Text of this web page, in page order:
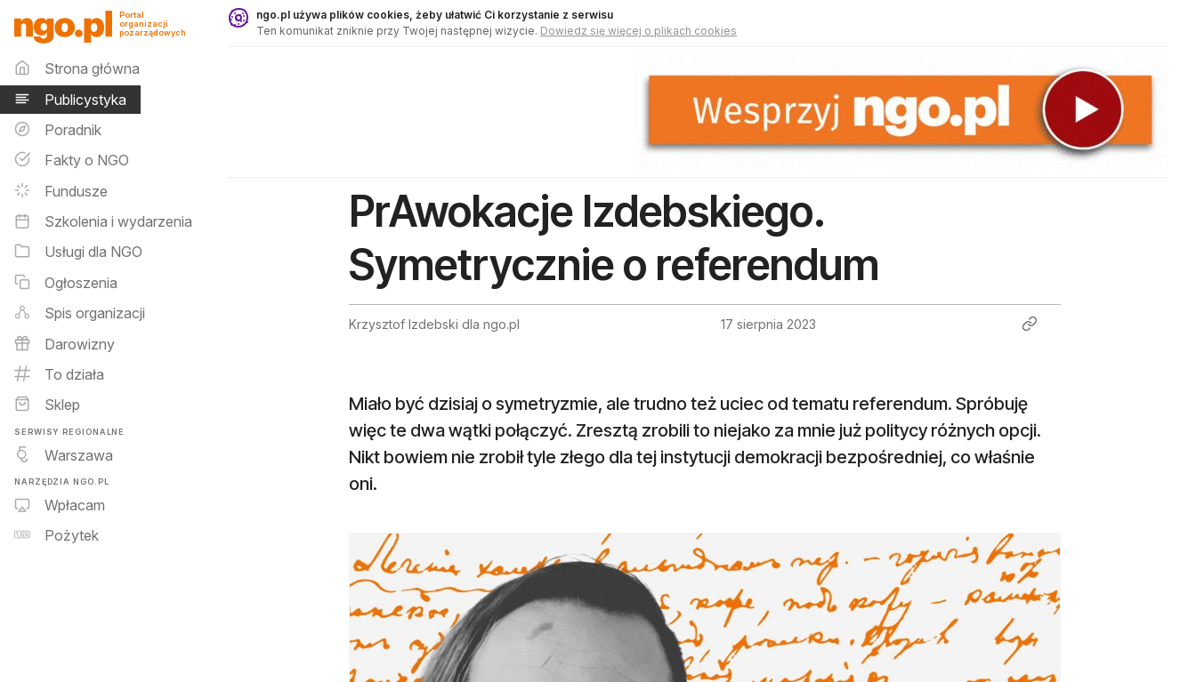
Publicystyka - ngo.pl
Portal
organizacji
pozarządowych
Menu główne
Strona główna
Publicystyka
Poradnik
Fakty o NGO
Fundusze
Szkolenia i wydarzenia
Usługi dla NGO
Ogłoszenia
Spis organizacji
Darowizny
To działa
Sklep
SERWISY REGIONALNE
Warszawa
NARZĘDZIA NGO.PL
Wpłacam
Pożytek
ngo.pl używa plików cookies, żeby ułatwić Ci korzystanie z serwisu
Ten komunikat zniknie przy Twojej następnej wizycie. Dowiedz się więcej o plikach cookies
PrAwokacje Izdebskiego.
Symetrycznie o referendum
Krzysztof Izdebski dla ngo.pl 17 sierpnia 2023
Miało być dzisiaj o symetryzmie, ale trudno też uciec od tematu referendum. Spróbuję
więc te dwa wątki połączyć. Zresztą zrobili to niejako za mnie już politycy różnych opcji.
Nikt bowiem nie zrobił tyle złego dla tej instytucji demokracji bezpośredniej, co właśnie
oni.